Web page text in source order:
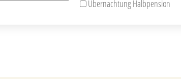
Übernachtung Halbpension